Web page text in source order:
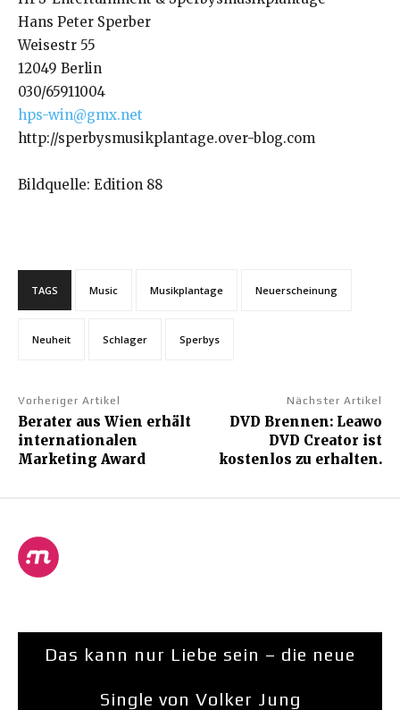
Hans Peter Sperber
Weisestr 55
12049 Berlin
030/65911004
hps-win@gmx.net
http://sperbysmusikplantage.over-blog.com
Bildquelle: Edition 88
TAGS Music Musikplantage Neuerscheinung
Neuheit Schlager Sperbys
Vorheriger Artikel
Berater aus Wien erhält
internationalen
Marketing Award
Nächster Artikel
DVD Brennen: Leawo
DVD Creator ist
kostenlos zu erhalten.
Das kann nur Liebe sein – die neue
Single von Volker Jung